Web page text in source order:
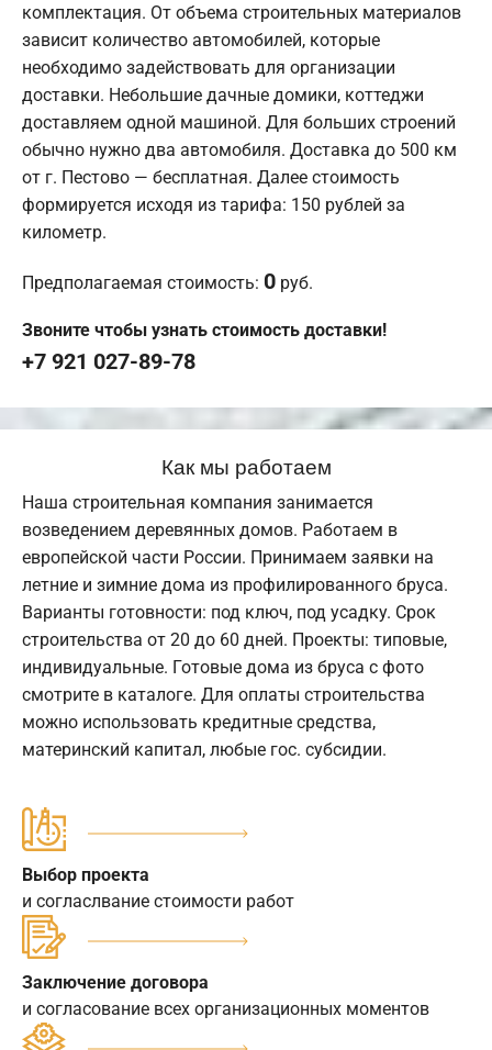
комплектация. От объема строительных материалов
зависит количество автомобилей, которые
необходимо задействовать для организации
доставки. Небольшие дачные домики, коттеджи
доставляем одной машиной. Для больших строений
обычно нужно два автомобиля. Доставка до 500 км
от г. Пестово — бесплатная. Далее стоимость
формируется исходя из тарифа: 150 рублей за
километр.
Предполагаемая стоимость: 0 руб.
Звоните чтобы узнать стоимость доставки!
+7 921 027-89-78
Как мы работаем
Наша строительная компания занимается
возведением деревянных домов. Работаем в
европейской части России. Принимаем заявки на
летние и зимние дома из профилированного бруса.
Варианты готовности: под ключ, под усадку. Срок
строительства от 20 до 60 дней. Проекты: типовые,
индивидуальные. Готовые дома из бруса с фото
смотрите в каталоге. Для оплаты строительства
можно использовать кредитные средства,
материнский капитал, любые гос. субсидии.
Выбор проекта
и согласлвание стоимости работ
Заключение договора
и согласование всех организационных моментов